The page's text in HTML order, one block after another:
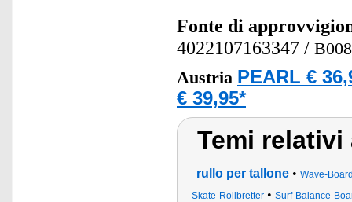
Fonte di
4022107163347 /
Austria PEARL €
€ 39,95*
Temi
rullo per tallone• Wave-
Skate-Rollbretter • Surf-Balance-